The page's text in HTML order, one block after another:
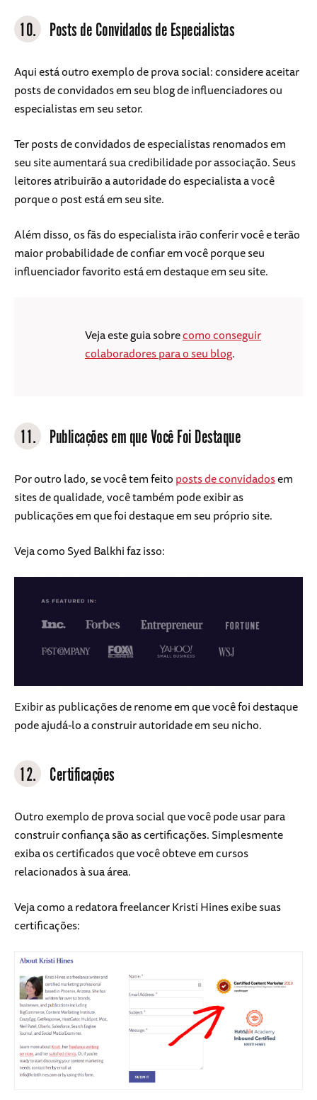
10. Posts de Convidados de Especialistas
Aqui está outro exemplo de prova social: considere aceitar
posts de convidados em seu blog de influenciadores ou
especialistas em seu setor.
Ter posts de convidados de especialistas renomados em
seu site aumentará sua credibilidade por associação. Seus
leitores atribuirão a autoridade do especialista a você
porque o post está em seu site.
Além disso, os fãs do especialista irão conferir você e terão
maior probabilidade de confiar em você porque seu
influenciador favorito está em destaque em seu site.
Veja este guia sobrecomo conseguir
colaboradores para o seu blog.
11. Publicações em que Você Foi Destaque
Por outro lado, se você tem feitoposts de convidadosem
sites de qualidade, você também pode exibir as
publicações em que foi destaque em seu próprio site.
Veja como Syed Balkhi faz isso:
Exibir as publicações de renome em que você foi destaque
pode ajudá-lo a construir autoridade em seu nicho.
12. Certificações
Outro exemplo de prova social que você pode usar para
construir confiança são as certificações. Simplesmente
exiba os certificados que você obteve em cursos
relacionados à sua área.
Veja como a redatora freelancer Kristi Hines exibe suas
certificações: